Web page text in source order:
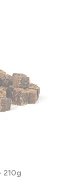
210g